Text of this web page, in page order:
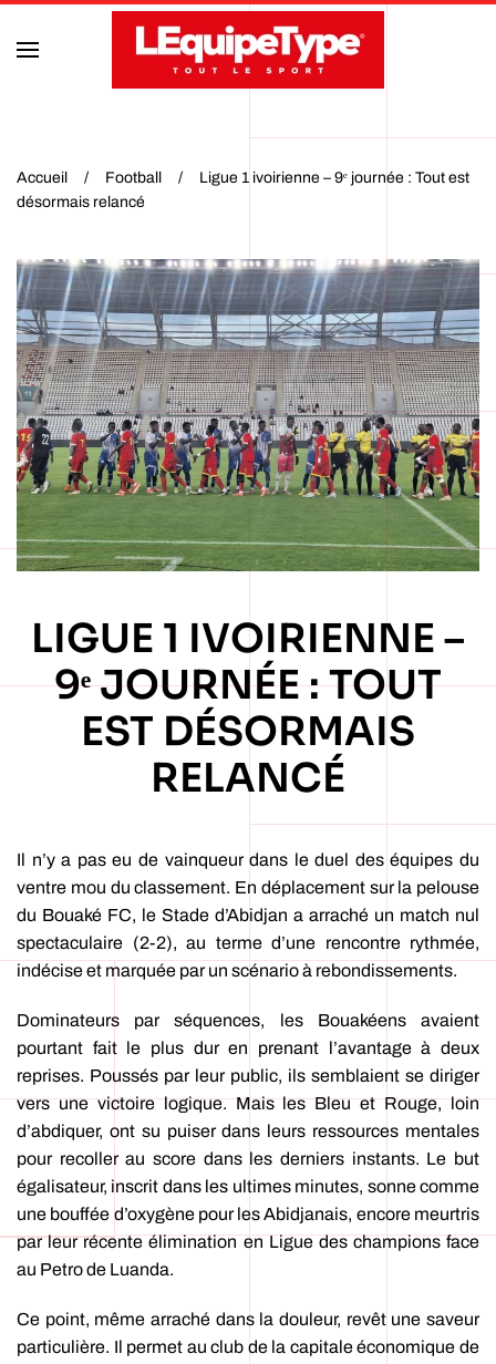
Accéder au contenu principal
Accueil Football
Ligue 1 ivoirienne – 9ᵉ journée : Tout est
désormais relancé
LIGUE 1 IVOIRIENNE –
9ᵉ JOURNÉE : TOUT
EST DÉSORMAIS
RELANCÉ
Il n’y a pas eu de vainqueur dans le duel des équipes du
ventre mou du classement. En déplacement sur la pelouse
du Bouaké FC, le Stade d’Abidjan a arraché un match nul
spectaculaire (2-2), au terme d’une rencontre rythmée,
indécise et marquée par un scénario à rebondissements.
Dominateurs par séquences, les Bouakéens avaient
pourtant fait le plus dur en prenant l’avantage à deux
reprises. Poussés par leur public, ils semblaient se diriger
vers une victoire logique. Mais les Bleu et Rouge, loin
d’abdiquer, ont su puiser dans leurs ressources mentales
pour recoller au score dans les derniers instants. Le but
égalisateur, inscrit dans les ultimes minutes, sonne comme
une bouffée d’oxygène pour les Abidjanais, encore meurtris
par leur récente élimination en Ligue des champions face
au Petro de Luanda.
Ce point, même arraché dans la douleur, revêt une saveur
particulière. Il permet au club de la capitale économique de